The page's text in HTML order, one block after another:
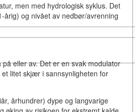
men med hydrologisk syklus. Det
årig) og nivået av nedbør/avrenning
eller av. Det er en svak modulator
litet skjær i sannsynligheten for
århundrer) dype og langvarige